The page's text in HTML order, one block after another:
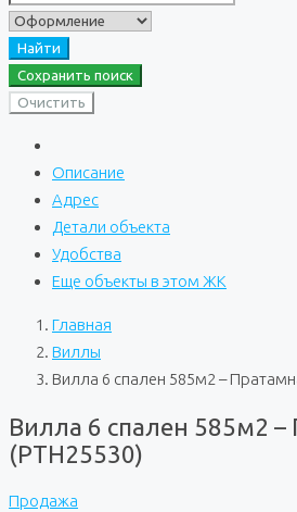
Найти
Сохранить поиск
Очистить
Описание
Адрес
Детали объекта
Удобства
Еще объекты в этом ЖК
Главная
Виллы
Вилла 6 спален 585м2 –
Вилла 6 спален 585м2
(PTH25530)
Продажа